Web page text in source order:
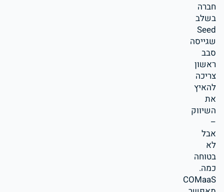
חברה
בשלב
Seed
שגייסה
סבב
ראשון
צריכה
להאיץ
את
השיווק
–
אבל
לא
בטוחה
כמה.
COMaaS